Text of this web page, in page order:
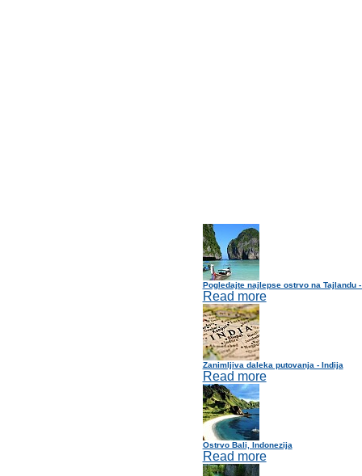
Pogledajte najlepse ostrvo na Tajlandu
Read more
Zanimljiva daleka putovanja - Indija
Read more
Ostrvo Bali, Indonezija
Read more